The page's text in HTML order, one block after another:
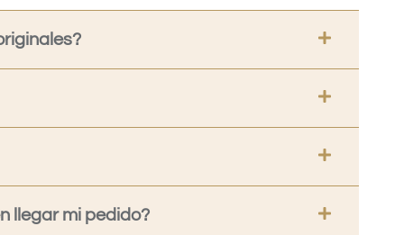
llegar mi pedido?